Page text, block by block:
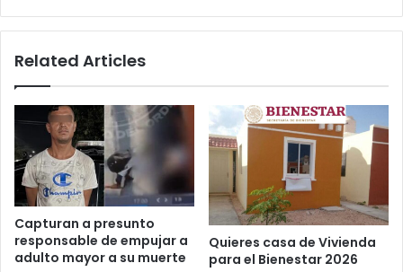
con
en
Coahuila
Related Articles
Capturan a presunto
responsable de empujar a
adulto mayor a su muerte
Quieres casa de Vivienda
para el Bienestar 2026